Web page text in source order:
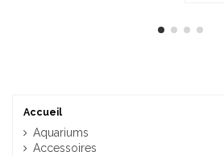
Accueil
Aquariums
Accessoires